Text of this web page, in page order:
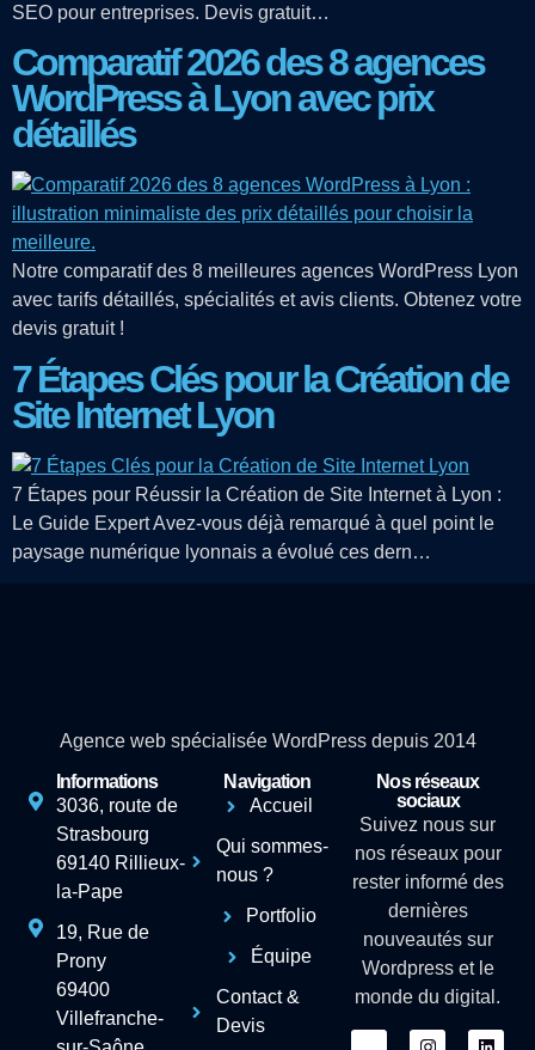
SEO pour entreprises. Devis gratuit…
Comparatif 2026 des 8 agences
WordPress à Lyon avec prix
détaillés
Notre comparatif des 8 meilleures agences WordPress Lyon
avec tarifs détaillés, spécialités et avis clients. Obtenez votre
devis gratuit !
7 Étapes Clés pour la Création de
Site Internet Lyon
7 Étapes pour Réussir la Création de Site Internet à Lyon :
Le Guide Expert Avez-vous déjà remarqué à quel point le
paysage numérique lyonnais a évolué ces dern…
Agence web spécialisée WordPress depuis 2014
Informations
3036, route de
Strasbourg
69140 Rillieux-
la-Pape
19, Rue de
Prony
69400
Villefranche-
Navigation
Accueil
Qui sommes-
nous ?
Portfolio
Équipe
Contact &
Devis
Nos réseaux
sociaux
Suivez nous sur
nos réseaux pour
rester informé des
dernières
nouveautés sur
Wordpress et le
monde du digital.